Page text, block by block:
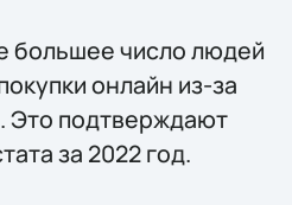
большее число людей
онлайн из-за
Это подтверждают
за 2022 год.